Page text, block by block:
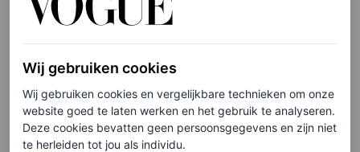
Museum, waar detentoonstelling
Klimtte zien is. Het stralende middelpunt van de expo?
Judith, vernoemd naar een van zijn muzes.
Het decembernummer van Vogue Nederland ligt vanaf
17 november in de winkel en is
online te bestellen.
Wij gebruiken cookies
Wij gebruiken cookies en vergelijkbare technieken om onze
website goed te laten werken en het gebruik te analyseren.
Deze cookies bevatten geen persoonsgegevens en zijn niet
te herleiden tot jou als individu.